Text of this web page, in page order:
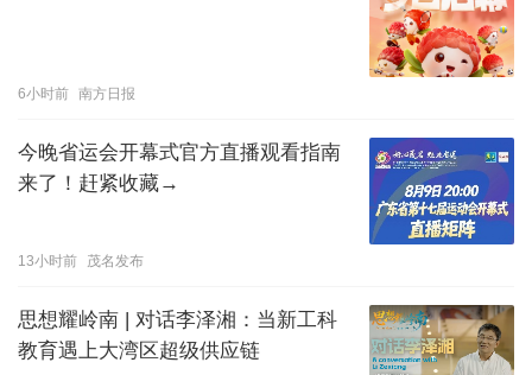
6小时前 南方日报
今晚省运会开幕式官方直播观看指南
来了！赶紧收藏→
13小时前 茂名发布
思想耀岭南 | 对话李泽湘：当新工科
教育遇上大湾区超级供应链